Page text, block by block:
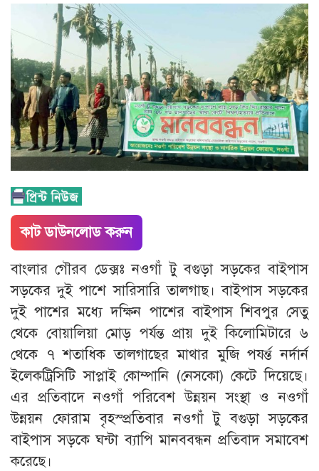
কাট ডাউনলোড করুন
বাংলার গৌরব ডেক্সঃ নওগাঁ টু বগুড়া সড়কের বাইপাস
সড়কের দুই পাশে সারিসারি তালগাছ। বাইপাস সড়কের
দুই পাশের মধ্যে দক্ষিন পাশের বাইপাস শিবপুর সেতু
থেকে বোয়ালিয়া মোড় পর্যন্ত প্রায় দুই কিলোমিটারে ৬
থেকে ৭ শতাধিক তালগাছের মাথার মুজি পযর্ন্ত নর্দার্ন
ইলেকট্রিসিটি সাপ্লাই কোম্পানি (নেসকো) কেটে দিয়েছে।
এর প্রতিবাদে নওগাঁ পরিবেশ উন্নয়ন সংস্থা ও নওগাঁ
উন্নয়ন ফোরাম বৃহস্প্রতিবার নওগাঁ টু বগুড়া সড়কের
বাইপাস সড়কে ঘন্টা ব্যাপি মানববন্ধন প্রতিবাদ সমাবেশ
করেছে।